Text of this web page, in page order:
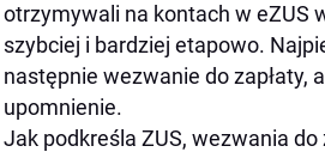
otrzymywali na kontach w eZUS
szybciej i bardziej etapowo.
następnie wezwanie do zapłaty,
upomnienie.
Jak podkreśla ZUS, wezwania